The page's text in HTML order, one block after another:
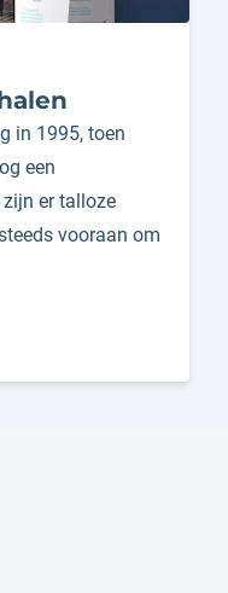
in 1995, toen
een
er talloze
vooraan om